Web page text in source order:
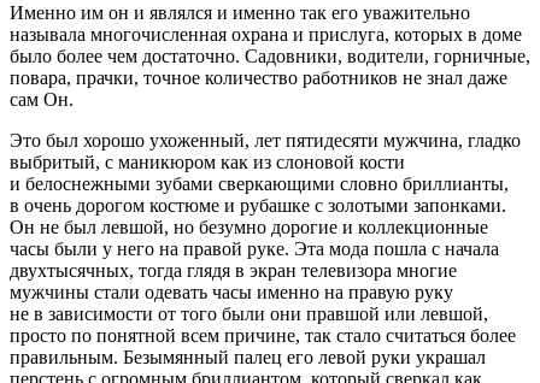
Именно им он и являлся и именно так его уважительно
называла многочисленная охрана и прислуга, которых в доме
было более чем достаточно. Садовники, водители, горничные,
повара, прачки, точное количество работников не знал даже
сам Он.
Это был хорошо ухоженный, лет пятидесяти мужчина, гладко
выбритый, с маникюром как из слоновой кости
и белоснежными зубами сверкающими словно бриллианты,
в очень дорогом костюме и рубашке с золотыми запонками.
Он не был левшой, но безумно дорогие и коллекционные
часы были у него на правой руке. Эта мода пошла с начала
двухтысячных, тогда глядя в экран телевизора многие
мужчины стали одевать часы именно на правую руку
не в зависимости от того были они правшой или левшой,
просто по понятной всем причине, так стало считаться более
правильным. Безымянный палец его левой руки украшал
перстень с огромным бриллиантом, который сверкал как